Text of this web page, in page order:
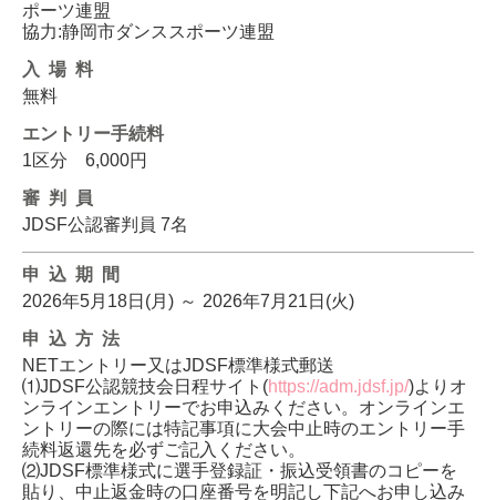
ポーツ連盟
協力:静岡市ダンススポーツ連盟
入場料
無料
エントリー手続料
1区分 6,000円
審判員
JDSF公認審判員 7名
申込期間
2026年5月18日(月) ～ 2026年7月21日(火)
申込方法
NETエントリー又はJDSF標準様式郵送
⑴JDSF公認競技会日程サイト(https://adm.jdsf.jp/)よりオ
ンラインエントリーでお申込みください。オンラインエ
ントリーの際には特記事項に大会中止時のエントリー手
続料返還先を必ずご記入ください。
⑵JDSF標準様式に選手登録証・振込受領書のコピーを
貼り、中止返金時の口座番号を明記し下記へお申し込み